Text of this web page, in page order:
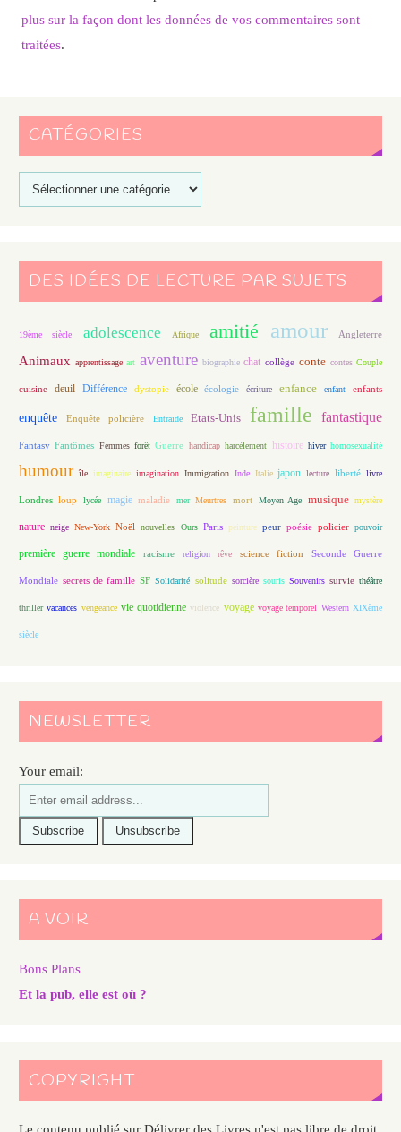
plus sur la façon dont les données de vos commentaires sont
traitées.
CATÉGORIES
DES IDÉES DE LECTURE PAR SUJETS
19ème siècle adolescence Afrique amitié amour Angleterre
Animaux apprentissage art aventure biographie chat collège conte contes Couple
cuisine deuil Différence dystopie école écologie écriture enfance enfant enfants
enquête Enquête policière Entraide Etats-Unis famille fantastique
Fantasy Fantômes Femmes forêt Guerre handicap harcèlement histoire hiver homosexualité
humour île imaginaire imagination Immigration Inde Italie japon lecture liberté livre
Londres loup lycée magie maladie mer Meurtres mort Moyen Age musique mystère
nature neige New-York Noël nouvelles Ours Paris peinture peur poésie policier pouvoir
première guerre mondiale racisme religion rêve science fiction Seconde Guerre
Mondiale secrets de famille SF Solidarité solitude sorcière souris Souvenirs survie théâtre
thriller vacances vengeance vie quotidienne violence voyage voyage temporel Western XIXème
siècle
NEWSLETTER
Your email:
A VOIR
Bons Plans
Et la pub, elle est où ?
COPYRIGHT